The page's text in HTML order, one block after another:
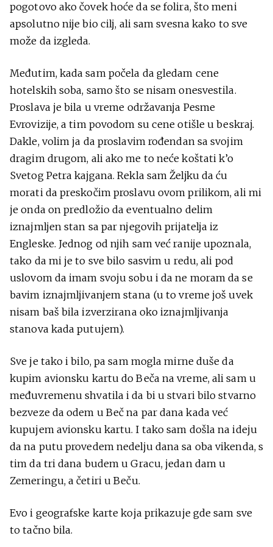
pogotovo ako čovek hoće da se folira, što meni
apsolutno nije bio cilj, ali sam svesna kako to sve
može da izgleda.
Međutim, kada sam počela da gledam cene
hotelskih soba, samo što se nisam onesvestila.
Proslava je bila u vreme održavanja Pesme
Evrovizije, a tim povodom su cene otišle u beskraj.
Dakle, volim ja da proslavim rođendan sa svojim
dragim drugom, ali ako me to neće koštati k’o
Svetog Petra kajgana. Rekla sam Željku da ću
morati da preskočim proslavu ovom prilikom, ali mi
je onda on predložio da eventualno delim
iznajmljen stan sa par njegovih prijatelja iz
Engleske. Jednog od njih sam već ranije upoznala,
tako da mi je to sve bilo sasvim u redu, ali pod
uslovom da imam svoju sobu i da ne moram da se
bavim iznajmljivanjem stana (u to vreme još uvek
nisam baš bila izverzirana oko iznajmljivanja
stanova kada putujem).
Sve je tako i bilo, pa sam mogla mirne duše da
kupim avionsku kartu do Beča na vreme, ali sam u
međuvremenu shvatila i da bi u stvari bilo stvarno
bezveze da odem u Beč na par dana kada već
kupujem avionsku kartu. I tako sam došla na ideju
da na putu provedem nedelju dana sa oba vikenda, s
tim da tri dana budem u Gracu, jedan dam u
Zemeringu, a četiri u Beču.
Evo i geografske karte koja prikazuje gde sam sve
to tačno bila.